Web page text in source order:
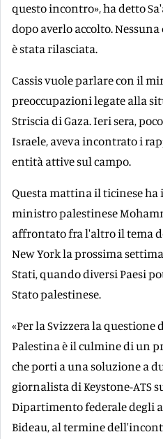
questo incontro», ha detto
dopo averlo accolto.
è stata rilasciata.
Cassis vuole parlare con il
preoccupazioni legate alla
Striscia di Gaza. Ieri sera,
Israele, aveva incontrato i
entità attive sul campo.
Questa mattina il ticinese
ministro palestinese
affrontato fra l'altro il tema
New York la prossima
Stati, quando diversi Paesi
Stato palestinese.
«Per la Svizzera la
Palestina è il culmine di un
che porti a una soluzione a
giornalista di Keystone-ATS
Dipartimento federale degli
Bideau, al termine